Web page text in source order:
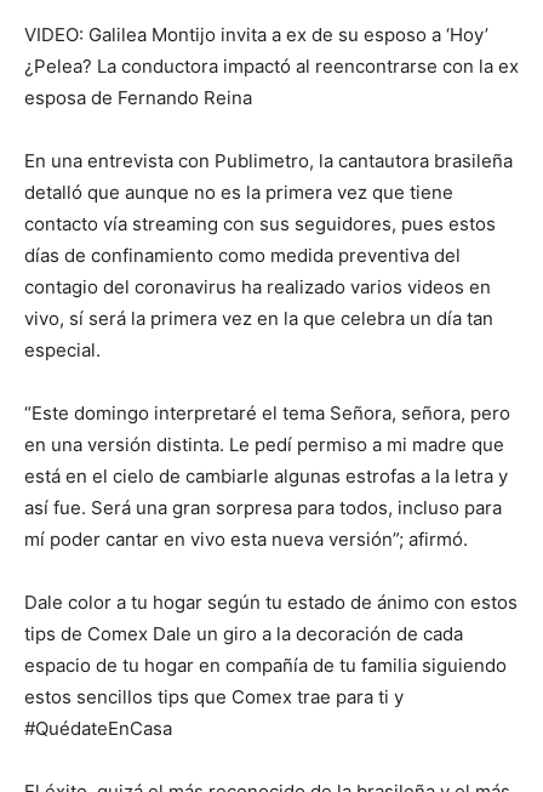
VIDEO: Galilea Montijo invita a ex de su esposo a ‘Hoy’
¿Pelea? La conductora impactó al reencontrarse con la ex
esposa de Fernando Reina
En una entrevista con Publimetro, la cantautora brasileña
detalló que aunque no es la primera vez que tiene
contacto vía streaming con sus seguidores, pues estos
días de confinamiento como medida preventiva del
contagio del coronavirus ha realizado varios videos en
vivo, sí será la primera vez en la que celebra un día tan
especial.
“Este domingo interpretaré el tema Señora, señora, pero
en una versión distinta. Le pedí permiso a mi madre que
está en el cielo de cambiarle algunas estrofas a la letra y
así fue. Será una gran sorpresa para todos, incluso para
mí poder cantar en vivo esta nueva versión”; afirmó.
Dale color a tu hogar según tu estado de ánimo con estos
tips de Comex Dale un giro a la decoración de cada
espacio de tu hogar en compañía de tu familia siguiendo
estos sencillos tips que Comex trae para ti y
#QuédateEnCasa